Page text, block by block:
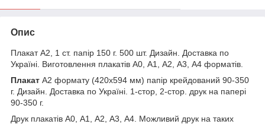
Опис
Плакат А2, 1 ст. папір 150 г. 500 шт. Дизайн. Доставка по
Україні. Виготовлення плакатів А0, А1, А2, А3, А4 форматів.
Плакат А2 формату (420х594 мм) папір крейдований 90-350
г. Дизайн. Доставка по Україні. 1-стор, 2-стор. друк на папері
90-350 г.
Друк плакатів А0, А1, А2, А3, А4. Можливий друк на таких